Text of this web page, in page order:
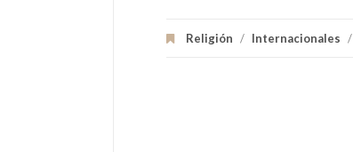
Religión / Internacionales /